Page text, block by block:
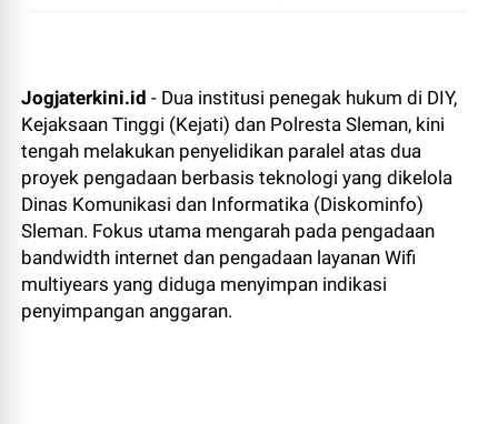
Jogjaterkini.id - Dua institusi penegak hukum di DIY,
Kejaksaan Tinggi (Kejati) dan Polresta Sleman, kini
tengah melakukan penyelidikan paralel atas dua
proyek pengadaan berbasis teknologi yang dikelola
Dinas Komunikasi dan Informatika (Diskominfo)
Sleman. Fokus utama mengarah pada pengadaan
bandwidth internet dan pengadaan layanan Wifi
multiyears yang diduga menyimpan indikasi
penyimpangan anggaran.